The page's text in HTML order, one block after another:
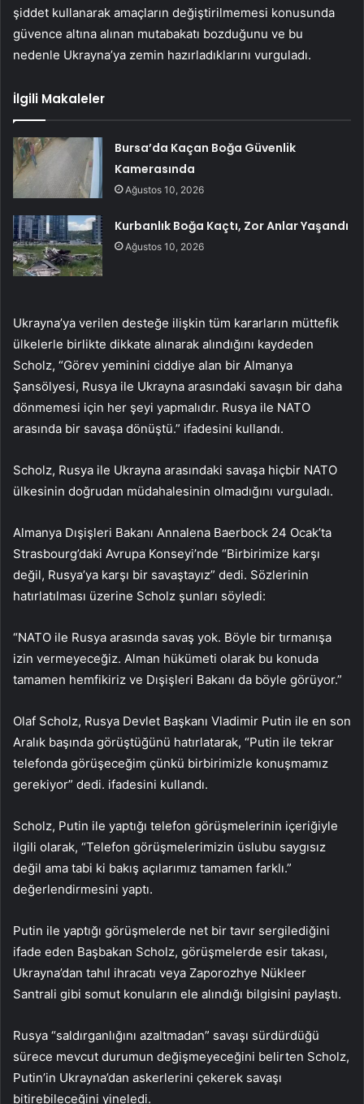
şiddet kullanarak amaçların değiştirilmemesi konusunda
güvence altına alınan mutabakatı bozduğunu ve bu
nedenle Ukrayna’ya zemin hazırladıklarını vurguladı.
İlgili Makaleler
Bursa’da Kaçan Boğa Güvenlik
Kamerasında
Ağustos 10, 2026
Kurbanlık Boğa Kaçtı, Zor Anlar Yaşandı
Ağustos 10, 2026
Ukrayna’ya verilen desteğe ilişkin tüm kararların müttefik
ülkelerle birlikte dikkate alınarak alındığını kaydeden
Scholz, “Görev yeminini ciddiye alan bir Almanya
Şansölyesi, Rusya ile Ukrayna arasındaki savaşın bir daha
dönmemesi için her şeyi yapmalıdır. Rusya ile NATO
arasında bir savaşa dönüştü.” ifadesini kullandı.
Scholz, Rusya ile Ukrayna arasındaki savaşa hiçbir NATO
ülkesinin doğrudan müdahalesinin olmadığını vurguladı.
Almanya Dışişleri Bakanı Annalena Baerbock 24 Ocak’ta
Strasbourg’daki Avrupa Konseyi’nde “Birbirimize karşı
değil, Rusya’ya karşı bir savaştayız” dedi. Sözlerinin
hatırlatılması üzerine Scholz şunları söyledi:
“NATO ile Rusya arasında savaş yok. Böyle bir tırmanışa
izin vermeyeceğiz. Alman hükümeti olarak bu konuda
tamamen hemfikiriz ve Dışişleri Bakanı da böyle görüyor.”
Olaf Scholz, Rusya Devlet Başkanı Vladimir Putin ile en son
Aralık başında görüştüğünü hatırlatarak, “Putin ile tekrar
telefonda görüşeceğim çünkü birbirimizle konuşmamız
gerekiyor” dedi. ifadesini kullandı.
Scholz, Putin ile yaptığı telefon görüşmelerinin içeriğiyle
ilgili olarak, “Telefon görüşmelerimizin üslubu saygısız
değil ama tabi ki bakış açılarımız tamamen farklı.”
değerlendirmesini yaptı.
Putin ile yaptığı görüşmelerde net bir tavır sergilediğini
ifade eden Başbakan Scholz, görüşmelerde esir takası,
Ukrayna’dan tahıl ihracatı veya Zaporozhye Nükleer
Santrali gibi somut konuların ele alındığı bilgisini paylaştı.
Rusya “saldırganlığını azaltmadan” savaşı sürdürdüğü
sürece mevcut durumun değişmeyeceğini belirten Scholz,
Putin’in Ukrayna’dan askerlerini çekerek savaşı
bitirebileceğini yineledi.